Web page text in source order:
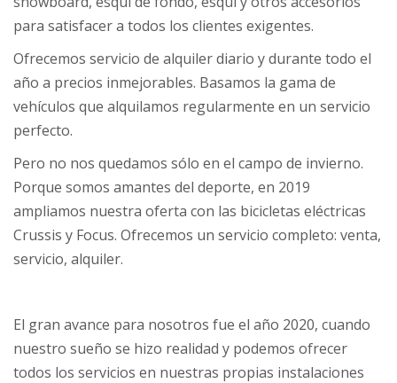
para satisfacer a todos los clientes exigentes.
Ofrecemos servicio de alquiler diario y durante todo el
año a precios inmejorables. Basamos la gama de
vehículos que alquilamos regularmente en un servicio
perfecto.
Pero no nos quedamos sólo en el campo de invierno.
Porque somos amantes del deporte, en 2019
ampliamos nuestra oferta con las bicicletas eléctricas
Crussis y Focus. Ofrecemos un servicio completo: venta,
servicio, alquiler.
El gran avance para nosotros fue el año 2020, cuando
nuestro sueño se hizo realidad y podemos ofrecer
todos los servicios en nuestras propias instalaciones